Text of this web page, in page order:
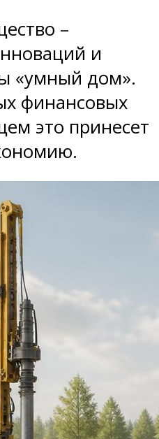
–
и
«умный дом».
финансовых
это принесет